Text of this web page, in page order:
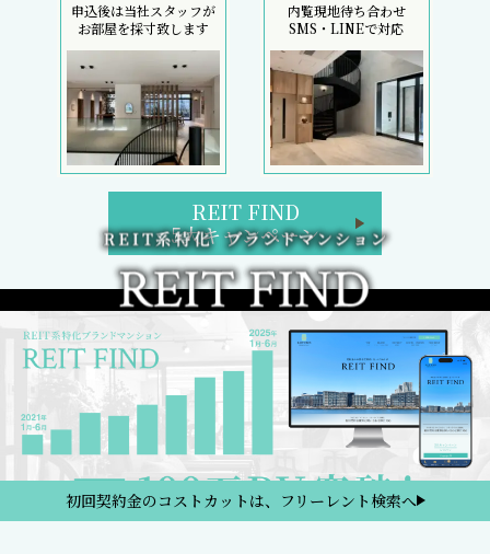
申込後は当社スタッフが
お部屋を採寸致します
内覧現地待ち合わせ
SMS・LINEで対応
REIT FIND
5大キャンペーン
初回契約金のコストカットは、フリーレント検索へ